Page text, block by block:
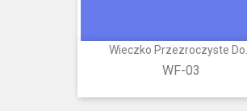
Wieczko Przezroczyste Do...
WF-03